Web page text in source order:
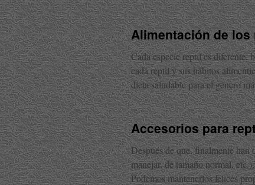
Alimentación de
Cada especie reptil es diferente,
cada reptil y sus hábitos
dieta saludable para el género
Accesorios para
Después de que, finalmente
manejar, de tamaño normal,
Podemos mantenerlos felices